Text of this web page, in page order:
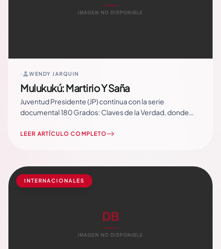
WENDY JARQUIN
Mulukukú: Martirio Y Saña
Juventud Presidente (JP) continua con la serie
documental 180 Grados: Claves de la Verdad, donde
perpetrados por el terrorismo golpista en el 2018. El
pasado 11 de… Read More
LEER ARTÍCULO COMPLETO
INTERNACIONALES